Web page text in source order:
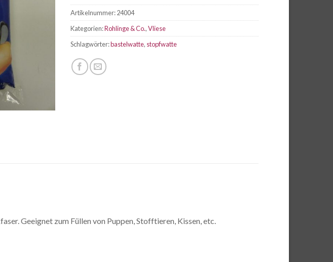
Artikelnummer:24004
Kategorien:Rohlinge & Co.,Vliese
Schlagwörter:bastelwatte, stopfwatte
Geeignet zum Füllen von Puppen, Stofftieren, Kissen, etc.